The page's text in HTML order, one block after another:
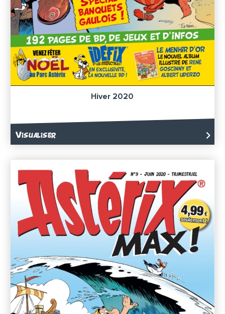
Hiver 2020
Visualiser